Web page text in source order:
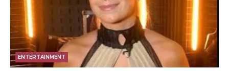
ENTERTAINMENT